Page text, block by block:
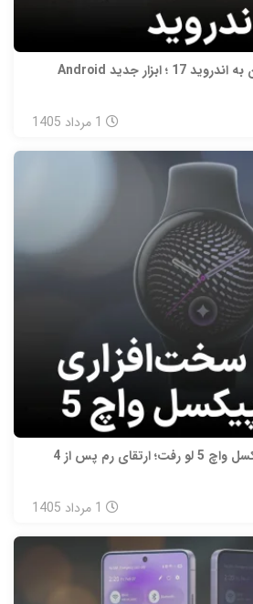
انتقال بی‌ دردسر از آیفون به اندروید 17 ؛ ابزار جدید Android
1 مرداد 1405
مشخصات فنی گوگل پیکسل واچ 5 لو رفت؛ ارتقای رم پس از 4
1 مرداد 1405